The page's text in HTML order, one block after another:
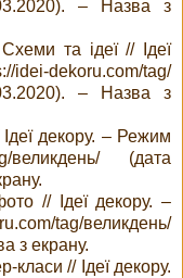
– Назва з
та ідеї // Ідеї
dekoru.com/tag/
– Назва з
декору. – Режим
великдень/ (дата
// Ідеї декору. –
tag/великдень/
з екрану.
класи // Ідеї декору.